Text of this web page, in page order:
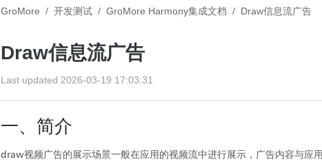
GroMore / 开发测试 / GroMore Harmony集成文档 / Draw信息流广告
Draw信息流广告
Last updated 2026-03-19 17:03:31
一、简介
draw视频广告的展示场景一般在应用的视频流中进行展示，广告内容与应